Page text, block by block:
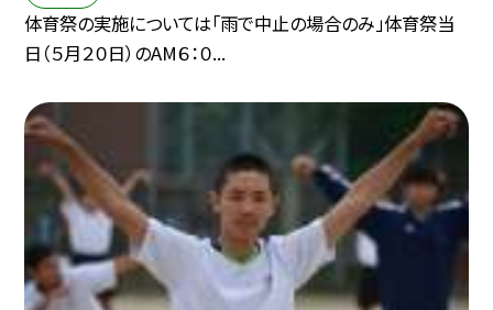
体育祭の実施については「雨で中止の場合のみ」体育祭当
日（５月２０日）のAM６：０...